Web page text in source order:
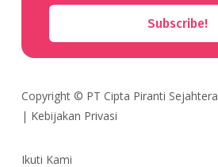
Subscribe!
Copyright © PT Cipta Piranti Sejahtera
| Kebijakan Privasi
Ikuti Kami